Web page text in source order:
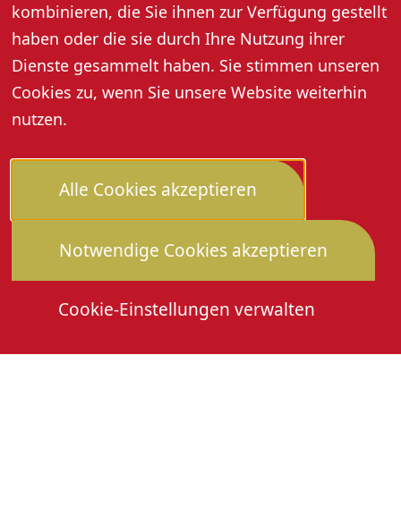
kombinieren, die Sie ihnen zur Verfügung gestellt
haben oder die sie durch Ihre Nutzung ihrer
Dienste gesammelt haben. Sie stimmen unseren
Cookies zu, wenn Sie unsere Website weiterhin
nutzen.
Alle Cookies akzeptieren
Notwendige Cookies akzeptieren
Cookie-Einstellungen verwalten
Die HeimattageDownloadsMitmachen